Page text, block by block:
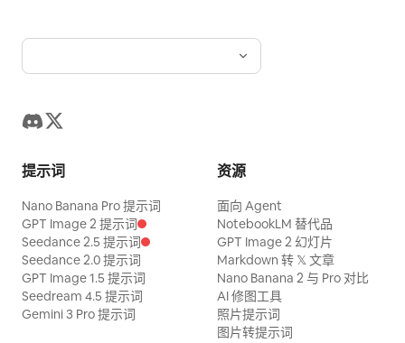
提示词
Nano Banana Pro 提示词
GPT Image 2 提示词
Seedance 2.5 提示词
Seedance 2.0 提示词
GPT Image 1.5 提示词
Seedream 4.5 提示词
Gemini 3 Pro 提示词
资源
面向 Agent
NotebookLM 替代品
GPT Image 2 幻灯片
Markdown 转 𝕏 文章
Nano Banana 2 与 Pro 对比
AI 修图工具
照片提示词
图片转提示词